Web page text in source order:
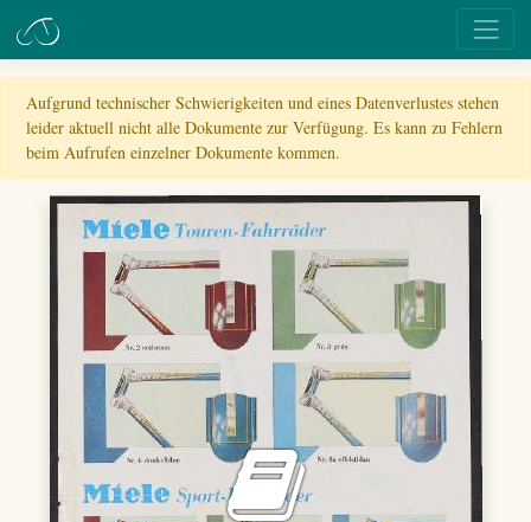
Aufgrund technischer Schwierigkeiten und eines Datenverlustes stehen
leider aktuell nicht alle Dokumente zur Verfügung. Es kann zu Fehlern
beim Aufrufen einzelner Dokumente kommen.